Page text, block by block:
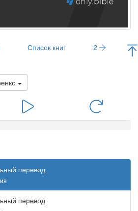
Список книг 2
перевод
перевод